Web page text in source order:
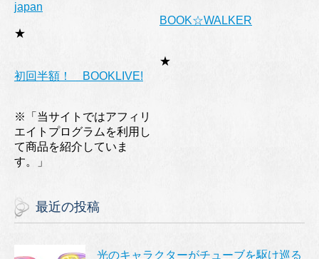
japan
★
BOOK☆WALKER
★
初回半額！ BOOKLIVE!
※「当サイトではアフィリ
エイトプログラムを利用し
て商品を紹介していま
す。」
最近の投稿
光のキャラクターがチューブを駆け巡る